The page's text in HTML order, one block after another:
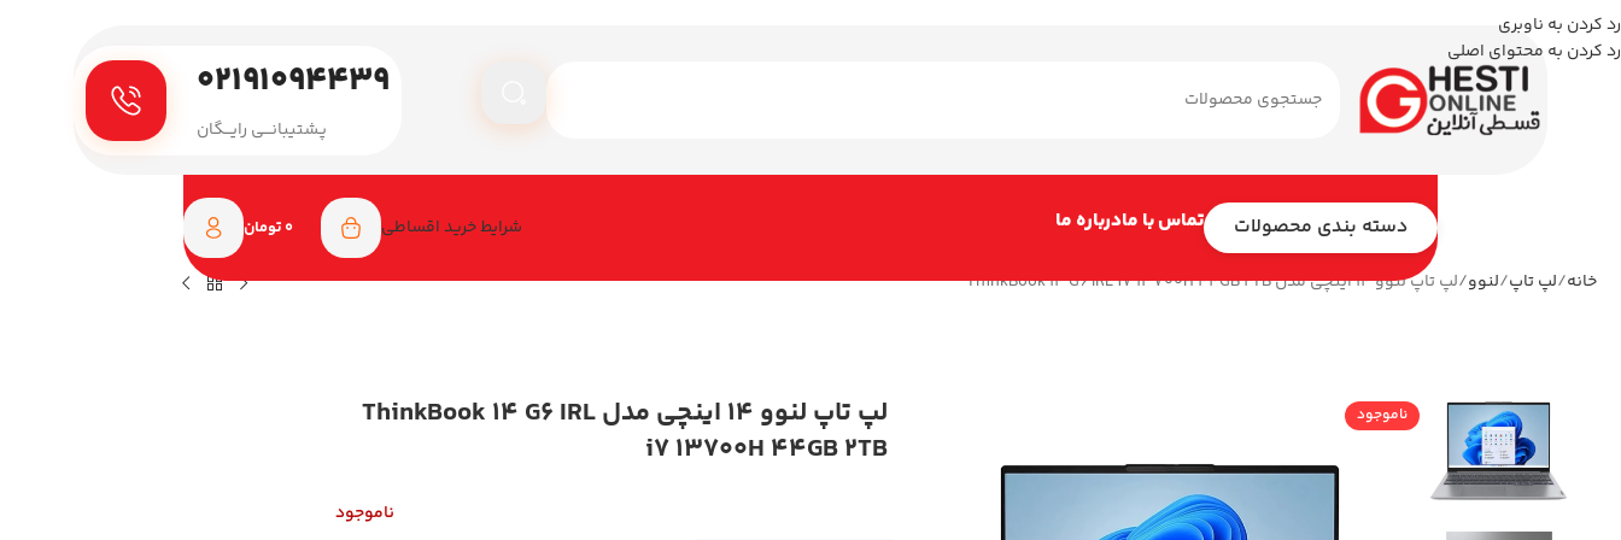
رد کردن به ناوبری
رد کردن به محتوای اصلی
۰۲۱۹۱۰۹۴۴۳۹
پـشتیبانـــی رایـــگان
دسته بندی محصولات تماس با مادرباره ما شرایط خرید اقساطی 0 تومان
خانه لپ تاپ لنوو لپ تاپ لنوو 14 اینچی مدل ThinkBook 14 G6 IRL i7 13700H 44GB 2TB
ناموجود
لپ تاپ لنوو 14 اینچی مدل ThinkBook 14 G6 IRL
i7 13700H 44GB 2TB
ناموجود